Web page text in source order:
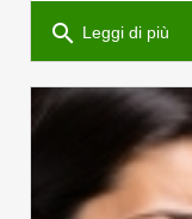
search Leggi di più